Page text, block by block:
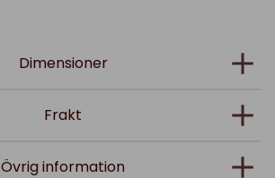
Dimensioner
Frakt
Övrig information